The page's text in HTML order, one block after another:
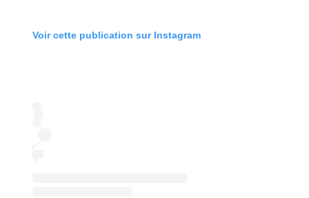
Voir cette publication sur Instagram